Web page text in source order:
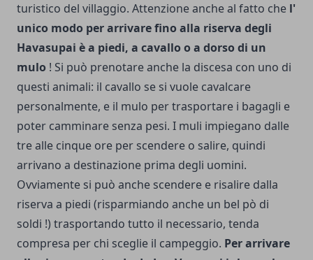
turistico del villaggio. Attenzione anche al fatto che l'
unico modo per arrivare fino alla riserva degli
Havasupai è a piedi, a cavallo o a dorso di un
mulo ! Si può prenotare anche la discesa con uno di
questi animali: il ca­vallo se si vuole cavalcare
personalmente, e il mulo per trasporta­re i bagagli e
poter camminare senza pesi. I muli impiegano dalle
tre alle cinque ore per scendere o salire, quindi
arrivano a destina­zione prima degli uomini.
Ovviamente si può anche scendere e risalire dalla
riserva a piedi (risparmiando anche un bel pò di
soldi !) trasportando tutto il necessario, tenda
compresa per chi sceglie il campeggio. Per arrivare